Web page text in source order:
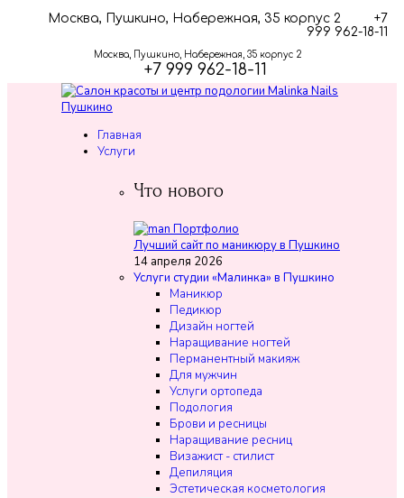
Москва, Пушкино, Набережная, 35 корпус 2
+7
999 962-18-11
Москва, Пушкино, Набережная, 35 корпус 2
+7 999 962-18-11
Главная
Услуги
Что нового
Лучший сайт по маникюру в Пушкино
14 апреля 2026
Услуги студии «Малинка» в Пушкино
Маникюр
Педикюр
Дизайн ногтей
Наращивание ногтей
Перманентный макияж
Для мужчин
Услуги ортопеда
Подология
Брови и ресницы
Наращивание ресниц
Визажист - стилист
Депиляция
Эстетическая косметология